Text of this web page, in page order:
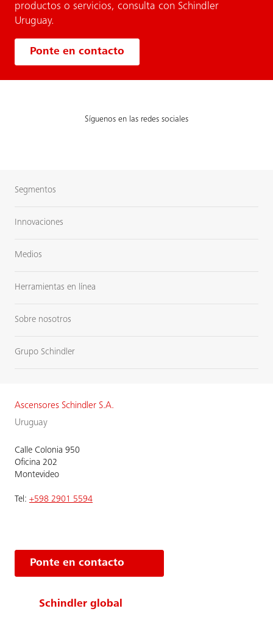
productos o servicios, consulta con Schindler
Uruguay.
Ponte en contacto
Síguenos en las redes sociales
Segmentos
Innovaciones
Medios
Herramientas en línea
Sobre nosotros
Grupo Schindler
Ascensores Schindler S.A.
Uruguay
Calle Colonia 950
Oficina 202
Montevideo
Tel: +598 2901 5594
Ponte en contacto
Schindler global